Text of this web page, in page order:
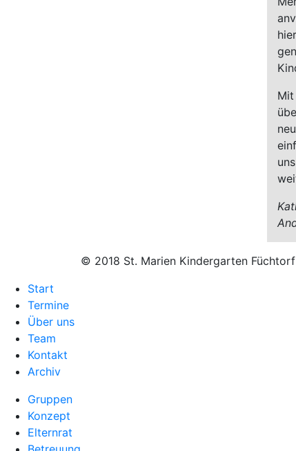
© 2018 St. Marien Kindergarten Füchtorf
Start
Termine
Über uns
Team
Kontakt
Archiv
Gruppen
Konzept
Elternrat